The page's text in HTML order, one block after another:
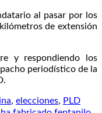
al pasar por los
de extensión
y respondiendo los
periodístico de la
, elecciones, PLD